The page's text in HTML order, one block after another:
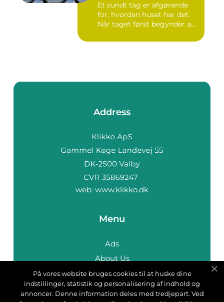
Et sundt tag er afgørende
for, hvordan huset har det.
Når taget først begynder a...
Address
web: www.klikko.dk
Menu
Ads
About Us
Cookies
Contact
På vores website bruges cookies til at huske dine
indstillinger, statistik og personalisering af indhold og
annoncer. Denne information deles med tredjepart. Ved